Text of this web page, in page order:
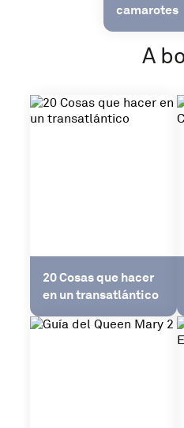
camarotes
A
20 Cosas que hacer
en un transatlántico